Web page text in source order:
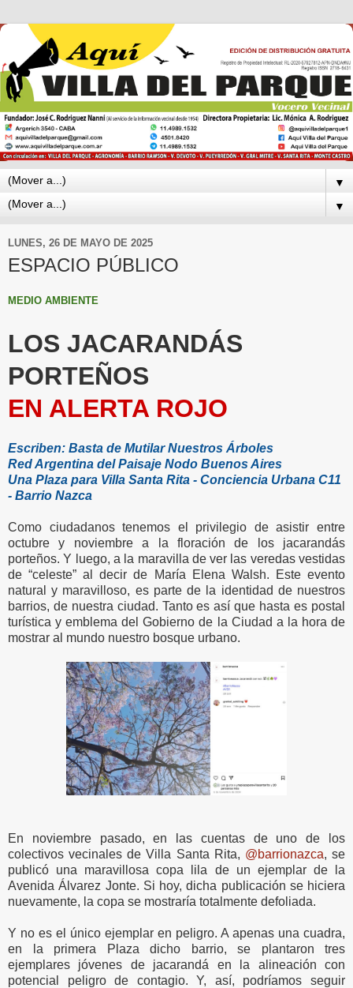
▼
▼
LUNES, 26 DE MAYO DE 2025
ESPACIO PÚBLICO
MEDIO AMBIENTE
LOS JACARANDÁS
PORTEÑOS
EN ALERTA ROJO
Escriben: Basta de Mutilar Nuestros Árboles
Red Argentina del Paisaje Nodo Buenos Aires
Una Plaza para Villa Santa Rita - Conciencia Urbana C11
- Barrio Nazca
Como ciudadanos tenemos el privilegio de asistir entre
octubre y noviembre a la floración de los jacarandás
porteños. Y luego, a la maravilla de ver las veredas vestidas
de “celeste” al decir de María Elena Walsh. Este evento
natural y maravilloso, es parte de la identidad de nuestros
barrios, de nuestra ciudad. Tanto es así que hasta es postal
turística y emblema del Gobierno de la Ciudad a la hora de
mostrar al mundo nuestro bosque urbano.
En noviembre pasado, en las cuentas de uno de los
colectivos vecinales de Villa Santa Rita, @barrionazca, se
publicó una maravillosa copa lila de un ejemplar de la
Avenida Álvarez Jonte. Si hoy, dicha publicación se hiciera
nuevamente, la copa se mostraría totalmente defoliada.
Y no es el único ejemplar en peligro. A apenas una cuadra,
en la primera Plaza dicho barrio, se plantaron tres
ejemplares jóvenes de jacarandá en la alineación con
potencial peligro de contagio. Y, así, podríamos seguir